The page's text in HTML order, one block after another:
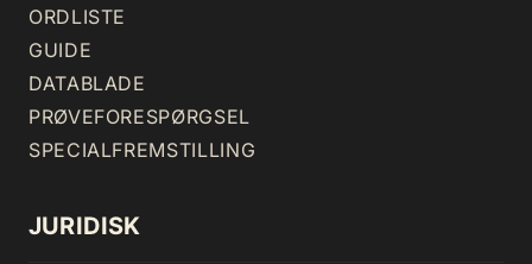
ORDLISTE
GUIDE
DATABLADE
PRØVEFORESPØRGSEL
SPECIALFREMSTILLING
JURIDISK